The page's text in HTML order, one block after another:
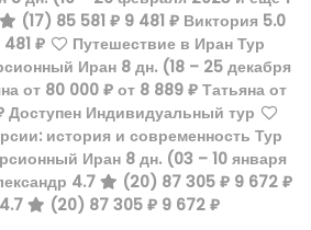
(17) 85 581 ₽ 9 481 ₽ Виктория 5.0
481 ₽
Путешествие в Иран Тур
Иран 8 дн. (18 – 25 декабря
от 80 000 ₽ от 8 889 ₽ Татьяна от
Доступен Индивидуальный тур
история и современность Тур
Иран 8 дн. (03 – 10 января
4.7 (20) 87 305 ₽ 9 672 ₽
(20) 87 305 ₽ 9 672 ₽